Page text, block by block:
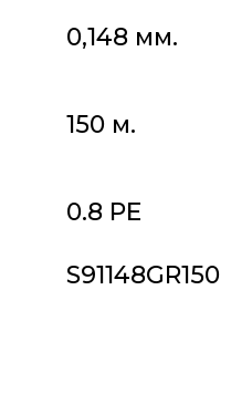
0,148 мм.
150 м.
0.8 PE
S91148GR150